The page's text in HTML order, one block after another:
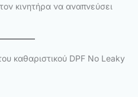
κινητήρα να αναπνεύσει
καθαριστικού DPF No Leaky